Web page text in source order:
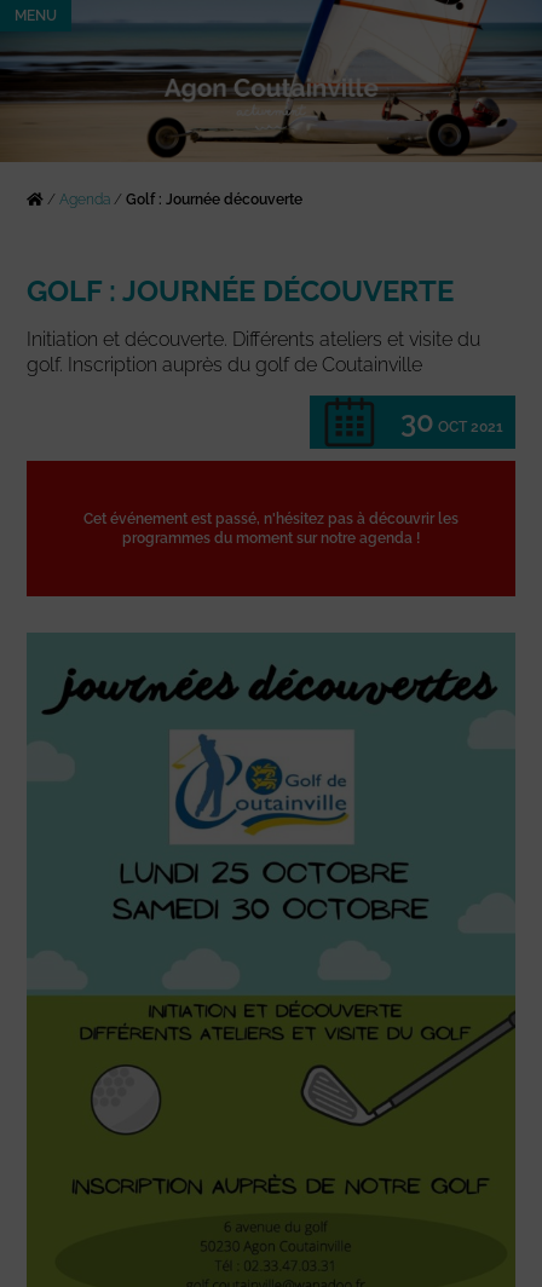
MENU
/Agenda /Golf : Journée découverte
GOLF : JOURNÉE DÉCOUVERTE
Initiation et découverte. Différents ateliers et visite du
golf. Inscription auprès du golf de Coutainville
30 OCT 2021
Cet événement est passé, n'hésitez pas à découvrir les
programmes du moment sur notre agenda !